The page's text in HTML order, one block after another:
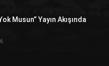
Musun” Yayın Akışında